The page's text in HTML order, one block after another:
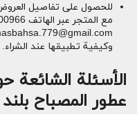
للحصول على تفاصيل
مع المتجر عبر الهاتف 00966-92000-8957 أو البريد الإلكتروني
وكيفية تطبيقها عند الشراء.
الأسئلة الشائعة
عطور المصباح بلند